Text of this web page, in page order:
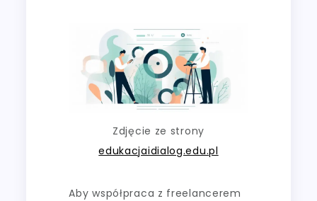
Zdjęcie ze strony
edukacjaidialog.edu.pl
Aby współpraca z freelancerem